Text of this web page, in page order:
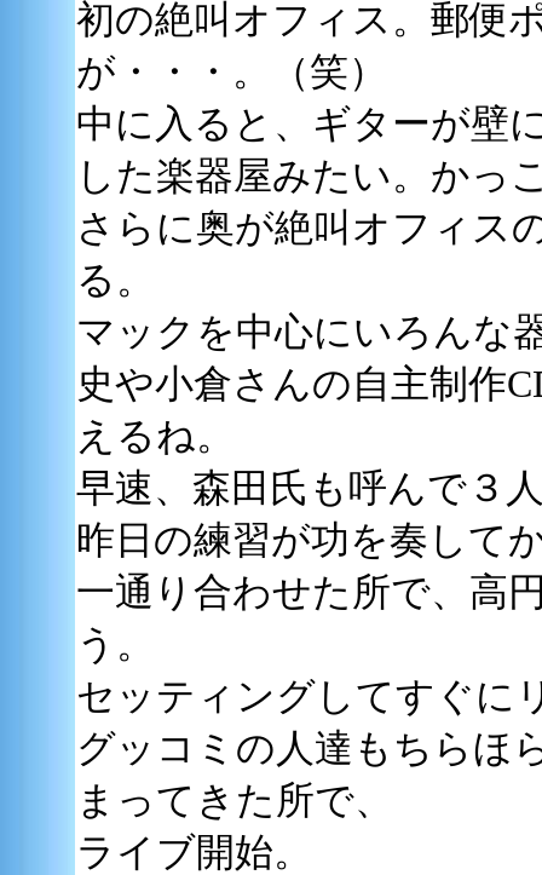
初の絶叫オフィス。郵便
が・・・。（笑）
中に入ると、ギターが壁
した楽器屋みたい。かっ
さらに奥が絶叫オフィス
る。
マックを中心にいろんな
史や小倉さんの自主制作
えるね。
早速、森田氏も呼んで３
昨日の練習が功を奏して
一通り合わせた所で、高
う。
セッティングしてすぐに
グッコミの人達もちらほ
まってきた所で、
ライブ開始。